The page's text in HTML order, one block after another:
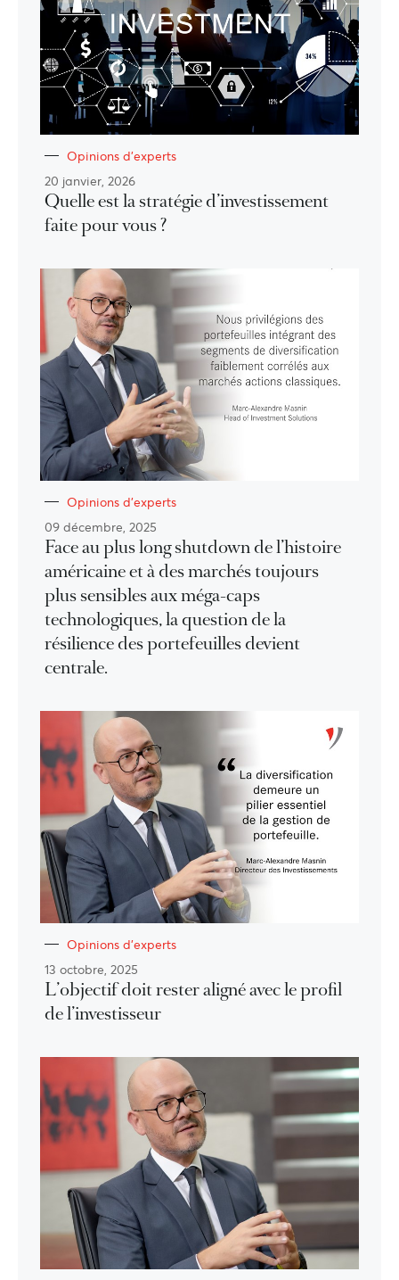
Opinions d'experts
20 janvier, 2026
Quelle est la stratégie d’investissement
faite pour vous ?
Opinions d'experts
09 décembre, 2025
Face au plus long shutdown de l’histoire
américaine et à des marchés toujours
plus sensibles aux méga-caps
technologiques, la question de la
résilience des portefeuilles devient
centrale.
Opinions d'experts
13 octobre, 2025
L’objectif doit rester aligné avec le profil
de l’investisseur